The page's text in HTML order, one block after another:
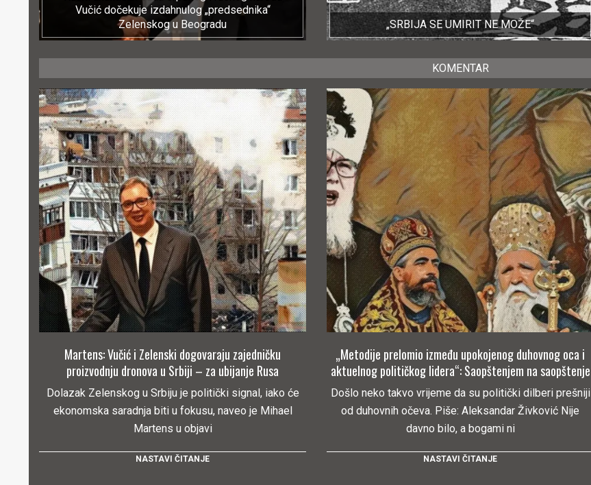
Vučić dočekuje izdahnulog „predsednika“
Zelenskog u Beogradu
„SRBIJA SE UMIRIT NE MOŽE“
KOMENTAR
Martens: Vučić i Zelenski dogovaraju zajedničku
proizvodnju dronova u Srbiji – za ubijanje Rusa
Dolazak Zelenskog u Srbiju je politički signal, iako će
ekonomska saradnja biti u fokusu, naveo je Mihael
Martens u objavi
NASTAVI ČITANJE
„Metodije prelomio između upokojenog duhovnog oca i
aktuelnog političkog lidera“: Saopštenjem na saopštenje
Došlo neko takvo vrijeme da su politički dilberi prešniji
od duhovnih očeva. Piše: Aleksandar Živković Nije
davno bilo, a bogami ni
NASTAVI ČITANJE